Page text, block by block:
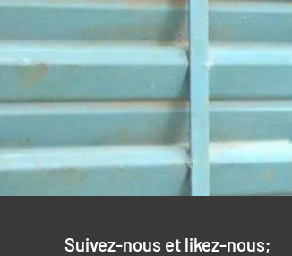
Suivez-nous et likez-nous;